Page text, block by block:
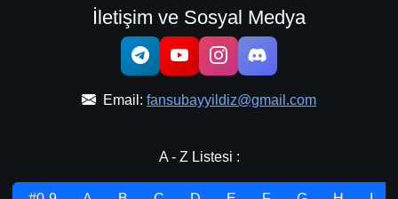
İletişim ve Sosyal Medya
Email: fansubayyildiz@gmail.com
A - Z Listesi :